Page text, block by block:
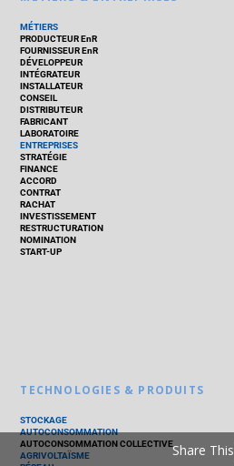
MÉTIERS
PRODUCTEUR EnR
FOURNISSEUR EnR
DÉVELOPPEUR
INTÉGRATEUR
INSTALLATEUR
CONSEIL
DISTRIBUTEUR
FABRICANT
LABORATOIRE
ENTREPRISES
STRATÉGIE
FINANCE
ACCORD
CONTRAT
RACHAT
INVESTISSEMENT
RESTRUCTURATION
NOMINATION
START-UP
TECHNOLOGIES & PRODUITS
STOCKAGE
AUTOCONSOMMATION
AUTOCONSOMMATION COLLECTIVE
AGRIVOLTAÏSME
Share This